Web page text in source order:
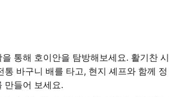
통해 호이안을 탐방해보세요. 활기찬 시
통 바구니 배를 타고, 현지 셰프와 함께 정
만들어 보세요.